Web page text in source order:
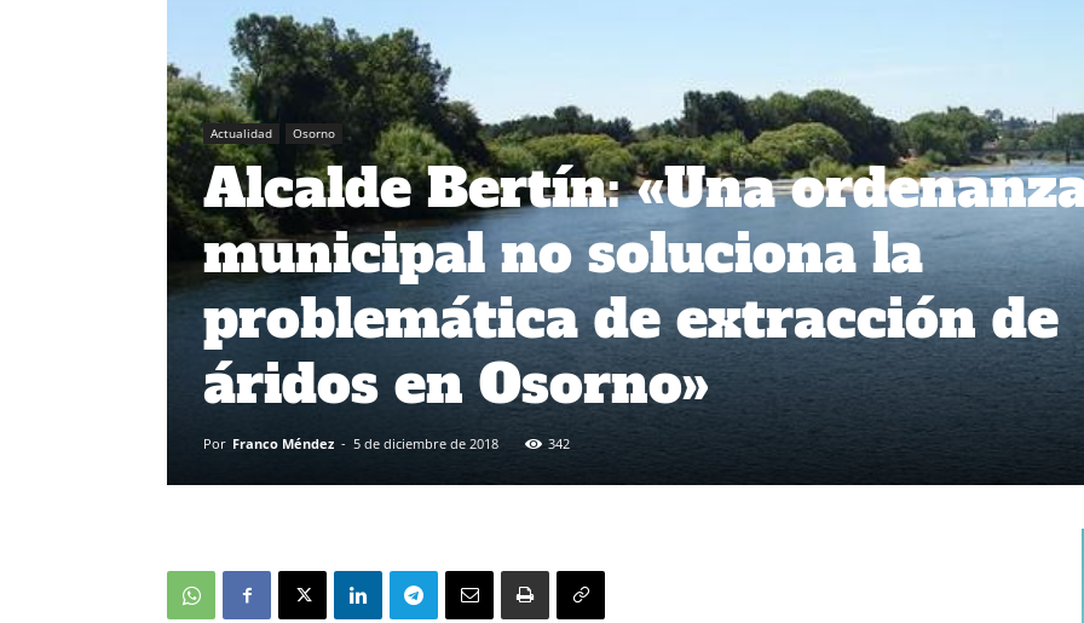
Actualidad Osorno
Alcalde Bertín: «Una
municipal no soluciona la
problemática de extracción de
áridos en Osorno»
Por Franco Méndez - 5 de diciembre de 2018 342